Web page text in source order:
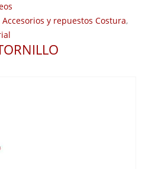
Accesorios y repuestos Costura,